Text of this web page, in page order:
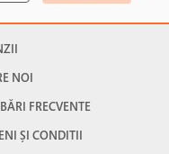
NOI
FRECVENTE
ȘI CONDITII